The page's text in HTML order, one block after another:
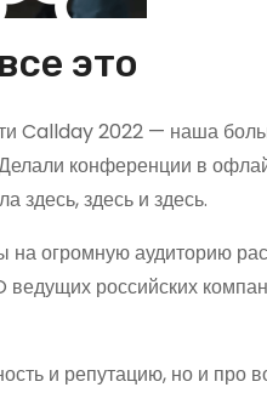
это
Callday 2022 — наша
конференции в
здесь, здесь и здесь.
огромную аудиторию
российских
и репутацию, но и про